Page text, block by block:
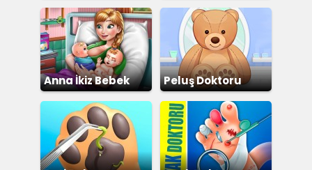
Anna İkiz Bebek
Doğumu
Peluş Doktoru